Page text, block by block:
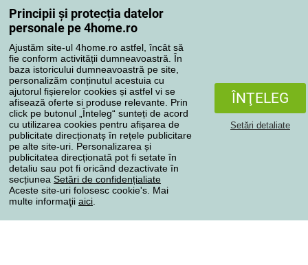
Principii și protecția datelor
personale pe 4home.ro
Ajustăm site-ul 4home.ro astfel, încât să
fie conform activității dumneavoastră. În
baza istoricului dumneavoastră pe site,
personalizăm conținutul acestuia cu
ajutorul fișierelor cookies și astfel vi se
afisează oferte si produse relevante. Prin
click pe butonul „Înteleg“ sunteți de acord
cu utilizarea cookies pentru afișarea de
publicitate direcționatș în rețele publicitare
pe alte site-uri. Personalizarea și
publicitatea direcționată pot fi setate în
detaliu sau pot fi oricând dezactivate în
secțiunea Setări de confidențialiate
Aceste site-uri folosesc cookie's. Mai
multe informaţii aici
ÎNŢELEG
Setări detaliate
Reclamaţii
Retragere de la contract
Regulile de procesare a recenziilor
Metode de transport
Metode de plată
Magazin de încredere